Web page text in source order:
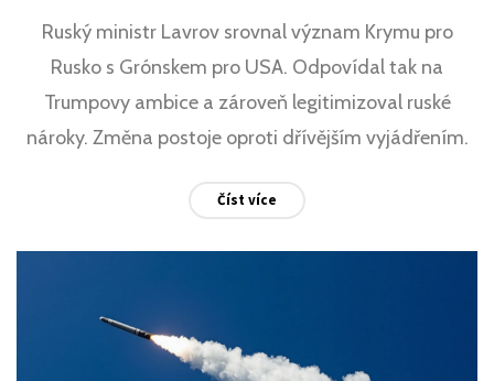
Ruský ministr Lavrov srovnal význam Krymu pro
Rusko s Grónskem pro USA. Odpovídal tak na
Trumpovy ambice a zároveň legitimizoval ruské
nároky. Změna postoje oproti dřívějším vyjádřením.
Číst více